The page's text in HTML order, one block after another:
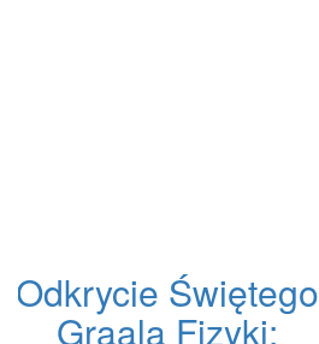
Odkrycie Świętego
Graala Fizyki: